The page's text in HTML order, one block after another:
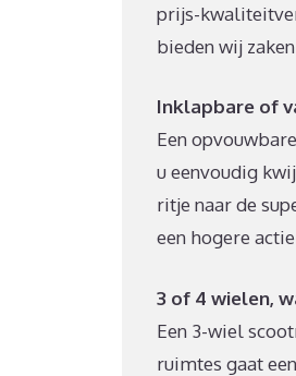
prijs-
bieden wij
Inklapbare of
Een
u eenvoudig
ritje naar de
een hogere
3 of 4 wielen,
Een 3-wiel
ruimtes gaat